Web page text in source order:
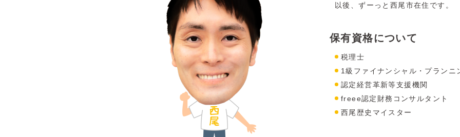
以後、ずーっと西尾市在住です。
保有資格について
税理士
1級ファイナンシャル・プランニ
認定経営革新等支援機関
freee認定財務コンサルタント
西尾歴史マイスター